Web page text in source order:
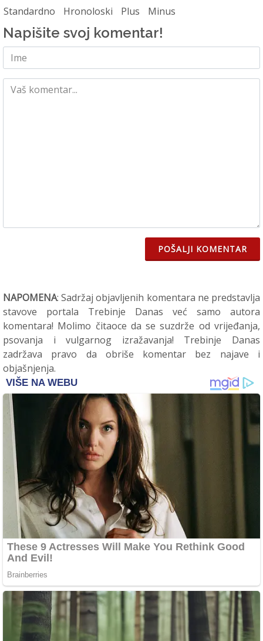
Standardno Hronoloski Plus Minus
Napišite svoj komentar!
POŠALJI KOMENTAR
NAPOMENA: Sadržaj objavljenih komentara ne predstavlja
stavove portala Trebinje Danas već samo autora
komentara! Molimo čitaoce da se suzdrže od vrijeđanja,
psovanja i vulgarnog izražavanja! Trebinje Danas
zadržava pravo da obriše komentar bez najave i
objašnjenja.